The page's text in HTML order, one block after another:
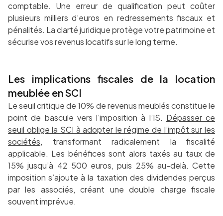
comptable. Une erreur de qualification peut coûter
plusieurs milliers d’euros en redressements fiscaux et
pénalités. La clarté juridique protège votre patrimoine et
sécurise vos revenus locatifs sur le long terme.
Les implications fiscales de la location
meublée en SCI
Le seuil critique de 10% de revenus meublés constitue le
point de bascule vers l’imposition à l’IS. Dépasser ce
seuil oblige la SCI à adopter le régime de l’impôt sur les
sociétés, transformant radicalement la fiscalité
applicable. Les bénéfices sont alors taxés au taux de
15% jusqu’à 42 500 euros, puis 25% au-delà. Cette
imposition s’ajoute à la taxation des dividendes perçus
par les associés, créant une double charge fiscale
souvent imprévue.